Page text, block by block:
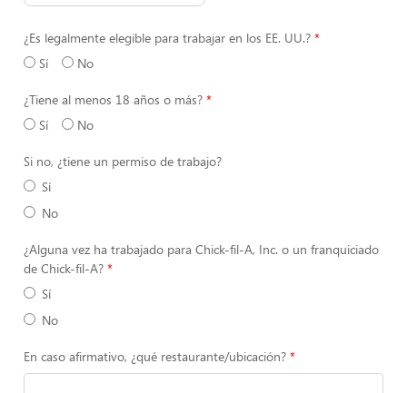
¿Es legalmente elegible para trabajar en los EE. UU.?
Sí
No
¿Tiene al menos 18 años o más?
Sí
No
Si no, ¿tiene un permiso de trabajo?
Sí
No
¿Alguna vez ha trabajado para Chick-fil-A, Inc. o un franquiciado
de Chick-fil-A?
Sí
No
En caso afirmativo, ¿qué restaurante/ubicación?